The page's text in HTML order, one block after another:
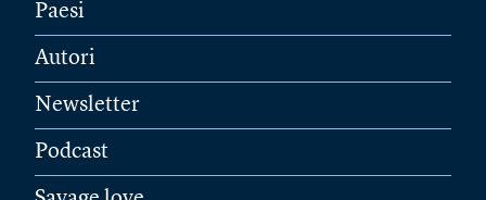
Paesi
Autori
Newsletter
Podcast